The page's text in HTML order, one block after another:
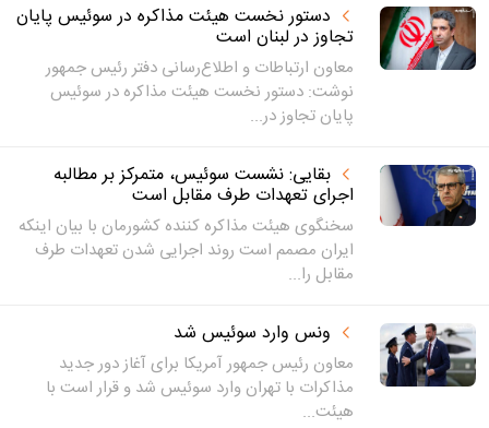
دستور نخست هیئت مذاکره در سوئیس پایان
تجاوز در لبنان است
معاون ارتباطات و اطلاع‌رسانی دفتر رئیس جمهور
نوشت: دستور نخست هیئت مذاکره در سوئیس
پایان تجاوز در...
بقایی: نشست سوئیس، متمرکز بر مطالبه
اجرای تعهدات طرف مقابل است
سخنگوی هیئت مذاکره کننده کشورمان با بیان اینکه
ایران مصمم است روند اجرایی شدن تعهدات طرف
مقابل را...
ونس وارد سوئیس شد
معاون رئیس جمهور آمریکا برای آغاز دور جدید
مذاکرات با تهران وارد سوئیس شد و قرار است با
هیئت...